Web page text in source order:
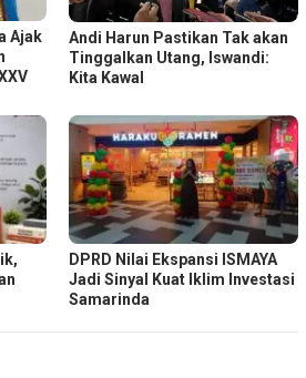
Ajak
Andi Harun Pastikan Tak akan
Tinggalkan Utang, Iswandi:
Kita Kawal
DPRD Nilai Ekspansi ISMAYA
Jadi Sinyal Kuat Iklim Investasi
Samarinda